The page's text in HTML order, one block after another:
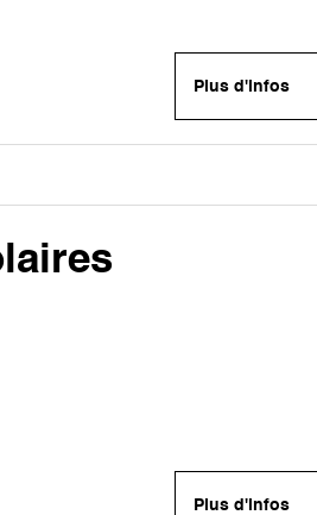
Plus d'infos
Plus d'infos